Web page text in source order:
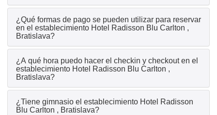
¿Qué formas de pago se pueden utilizar para reservar
en el establecimiento Hotel Radisson Blu Carlton ,
Bratislava?
¿A qué hora puedo hacer el checkin y checkout en el
establecimiento Hotel Radisson Blu Carlton ,
Bratislava?
¿Tiene gimnasio el establecimiento Hotel Radisson
Blu Carlton , Bratislava?